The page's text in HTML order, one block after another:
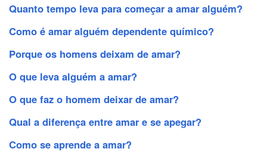
Quanto tempo leva para começar a amar alguém?
Como é amar alguém dependente químico?
Porque os homens deixam de amar?
O que leva alguém a amar?
O que faz o homem deixar de amar?
Qual a diferença entre amar e se apegar?
Como se aprende a amar?